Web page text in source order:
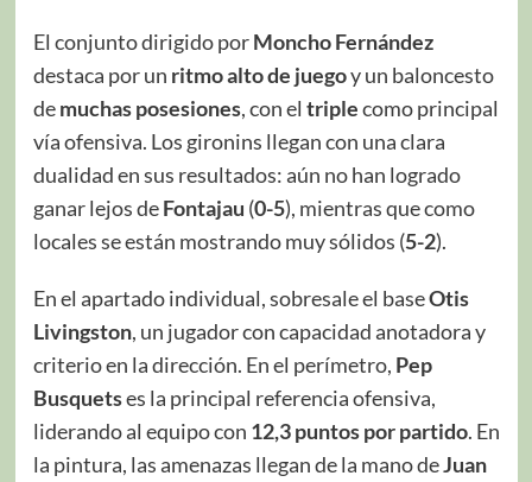
El conjunto dirigido porMoncho Fernández
destaca por un ritmo alto de juegoy un baloncesto
demuchas posesiones, con el triplecomo principal
vía ofensiva. Los gironins llegan con una clara
dualidad en sus resultados: aún no han logrado
ganar lejos deFontajau (0-5), mientras que como
locales se están mostrando muy sólidos (5-2).
En el apartado individual, sobresale el baseOtis
Livingston, un jugador con capacidad anotadora y
criterio en la dirección. En el perímetro, Pep
Busquetses la principal referencia ofensiva,
liderando al equipo con 12,3 puntos por partido. En
la pintura, las amenazas llegan de la mano deJuan